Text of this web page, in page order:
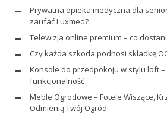
Prywatna opieka medyczna dla
zaufać Luxmed?
Telewizja online premium – co
Czy każda szkoda podnosi składkę
Konsole do przedpokoju w stylu loft
funkcjonalność
Meble Ogrodowe – Fotele Wiszące,
Odmienią Twój Ogród